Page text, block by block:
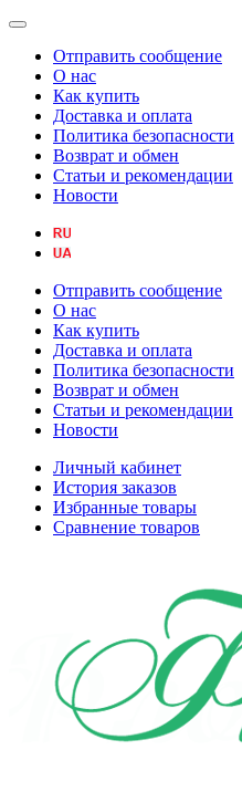
Отправить сообщение
О нас
Как купить
Доставка и оплата
Политика безопасности
Возврат и обмен
Статьи и рекомендации
Новости
Отправить сообщение
О нас
Как купить
Доставка и оплата
Политика безопасности
Возврат и обмен
Статьи и рекомендации
Новости
Личный кабинет
История заказов
Избранные товары
Сравнение товаров